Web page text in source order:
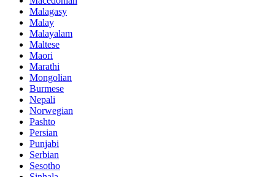
Malagasy
Malay
Malayalam
Maltese
Maori
Marathi
Mongolian
Burmese
Nepali
Norwegian
Pashto
Persian
Punjabi
Serbian
Sesotho